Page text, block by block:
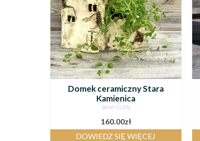
Domek ceramiczny Stara
Kamienica
BRAK OCEN
160.00zł
DOWIEDZ SIĘ WIĘCEJ